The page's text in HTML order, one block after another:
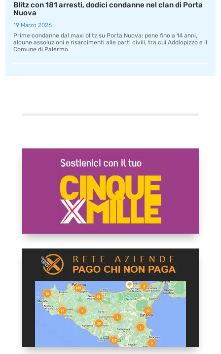
Blitz con 181 arresti, dodici condanne nel clan di Porta
Nuova
19 Marzo 2026
Prime condanne dal maxi blitz su Porta Nuova: pene fino a 14 anni,
alcune assoluzioni e risarcimenti alle parti civili, tra cui Addiopizzo e il
Comune di Palermo